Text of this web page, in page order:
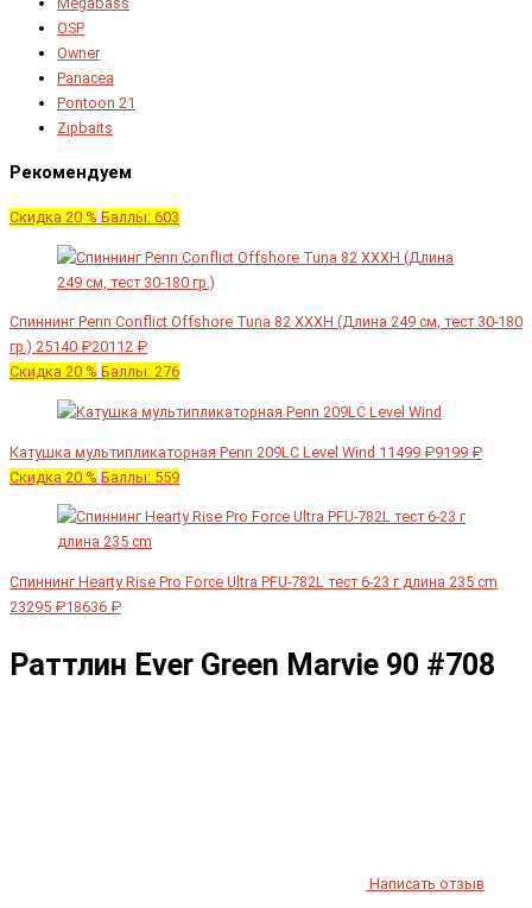
OSP
Owner
Panacea
Pontoon 21
Zipbaits
Рекомендуем
Скидка 20 % Баллы: 603
Спиннинг Penn Conflict Offshore Tuna 82 XXXH (Длина 249 см, тест 30-180
гр.) 25140 ₽20112 ₽
Скидка 20 % Баллы: 276
Катушка мультипликаторная Penn 209LC Level Wind 11499 ₽9199 ₽
Скидка 20 % Баллы: 559
Спиннинг Hearty Rise Pro Force Ultra PFU-782L тест 6-23 г длина 235 cm
23295 ₽18636 ₽
Раттлин Ever Green Marvie 90 #708
Написать отзыв